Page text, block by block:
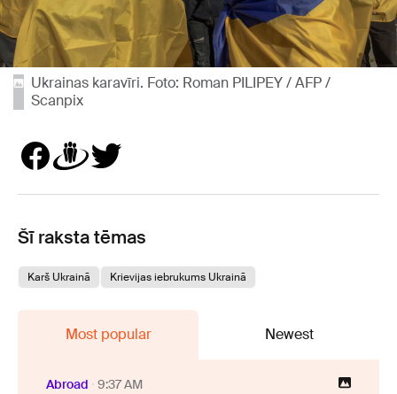
Ukrainas karavīri. Foto: Roman PILIPEY / AFP /
Scanpix
Šī raksta tēmas
Karš Ukrainā Krievijas iebrukums Ukrainā
Most popular Newest
Abroad 9:37 AM